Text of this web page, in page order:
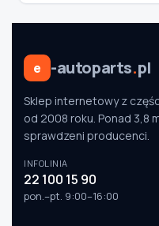
e -autoparts.pl
Sklep internetowy z
od 2008 roku. Ponad 3,8
sprawdzeni producenci.
INFOLINIA
22 100 15 90
pon.–pt. 9:00–16:00